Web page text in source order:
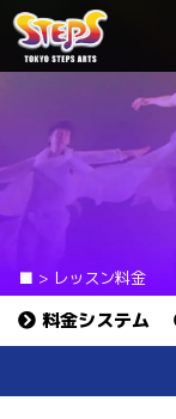
■ > レッスン料金
料金システム